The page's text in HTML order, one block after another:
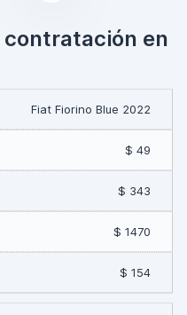
contratación en
Fiat Fiorino Blue 2022
$ 49
$ 343
$ 1470
$ 154